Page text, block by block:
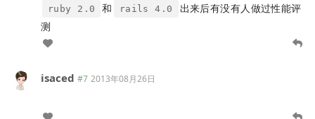
ruby 2.0 和 rails 4.0
出来后有没有人做过性能评
测
isaced #7 2013年08月26日